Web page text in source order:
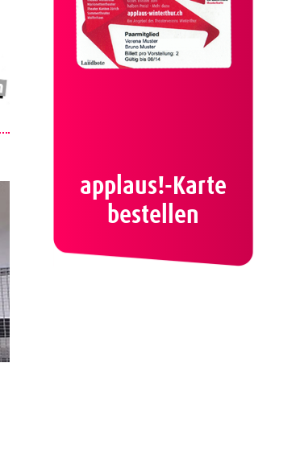
applaus!-Karte
bestellen